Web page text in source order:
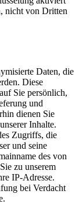
nicht von Dritten
Daten, die
Diese
Sie persönlich,
und
dienen Sie
Inhalte.
Zugriffs, die
und seine
des von
zu unserem
IP-Adresse.
bei Verdacht